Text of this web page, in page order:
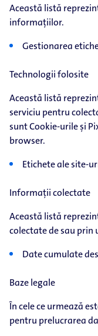
Această listă
informațiilor.
Gestionarea
Technologii folosite
Această listă
serviciu pentru
sunt Cookie-urile și
browser.
Etichete ale site-
Informații colectate
Această listă
colectate de sau prin
Date cumulate
Baze legale
În cele ce urmează
pentru prelucrarea